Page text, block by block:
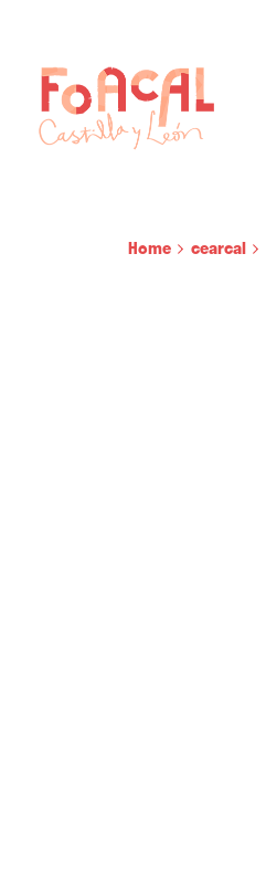
content
Home cearcal